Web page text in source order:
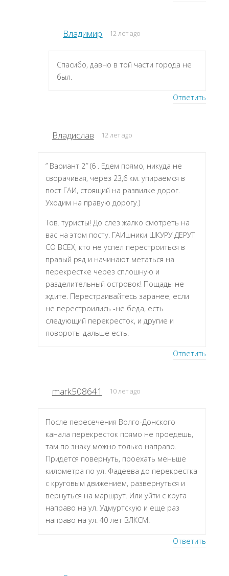
Владимир 12 лет ago
Спасибо, давно в той части города не
был.
Ответить
Владислав 12 лет ago
” Вариант 2″ (6 . Едем прямо, никуда не
сворачивая, через 23,6 км. упираемся в
пост ГАИ, стоящий на развилке дорог.
Уходим на правую дорогу.)
Тов. туристы! До слез жалко смотреть на
вас на этом посту. ГАИшники ШКУРУ ДЕРУТ
СО ВСЕХ, кто не успел перестроиться в
правый ряд и начинают метаться на
перекрестке через сплошную и
разделительный островок! Пощады не
ждите. Перестраивайтесь заранее, если
не перестроились -не беда, есть
следующий перекресток, и другие и
повороты дальше есть.
Ответить
mark508641 10 лет ago
После пересечения Волго-Донского
канала перекресток прямо не проедешь,
там по знаку можно только направо.
Придется повернуть, проехать меньше
километра по ул. Фадеева до перекрестка
с круговым движением, развернуться и
вернуться на маршрут. Или уйти с круга
направо на ул. Удмуртскую и еще раз
направо на ул. 40 лет ВЛКСМ.
Ответить